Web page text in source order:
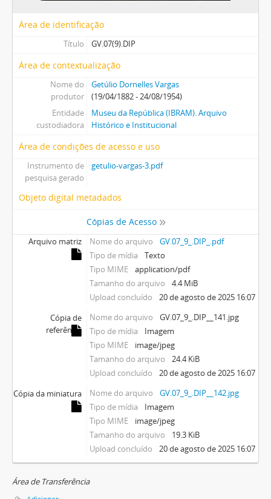
Área de identificação
Título GV.07(9).DIP
Área de contextualização
Nome do
produtor
Getúlio Dornelles Vargas
(19/04/1882 - 24/08/1954)
Entidade
custodiadora
Museu da República (IBRAM). Arquivo
Histórico e Institucional
Área de condições de acesso e uso
Instrumento de
pesquisa gerado
getulio-vargas-3.pdf
Objeto digital metadados
Cópias de Acesso
Arquivo matriz Nome do arquivo
GV.07_9_.DIP_.pdf
Tipo de mídia
Texto
Tipo MIME
application/pdf
Tamanho do arquivo
4.4 MiB
Upload concluído
20 de agosto de 2025 16:07
Cópia de
referência
Nome do arquivo
GV.07_9_.DIP__141.jpg
Tipo de mídia
Imagem
Tipo MIME
image/jpeg
Tamanho do arquivo
24.4 KiB
Upload concluído
20 de agosto de 2025 16:07
Cópia da miniatura
Nome do arquivo
GV.07_9_.DIP__142.jpg
Tipo de mídia
Imagem
Tipo MIME
image/jpeg
Tamanho do arquivo
19.3 KiB
Upload concluído
20 de agosto de 2025 16:07
Área de Transferência